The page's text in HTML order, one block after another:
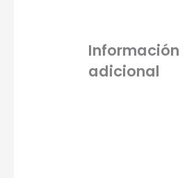
Información
adicional